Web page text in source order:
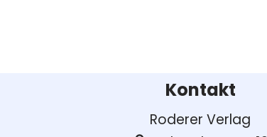
Kontakt
Roderer Verlag